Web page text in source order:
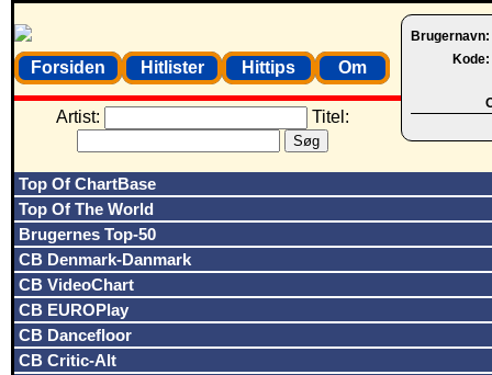
Brugernavn:
Kode:
Forsiden Hitlister Hittips Om
Artist: Titel:
Top Of ChartBase
Top Of The World
Brugernes Top-50
CB Denmark-Danmark
CB VideoChart
CB EUROPlay
CB Dancefloor
CB Critic-Alt